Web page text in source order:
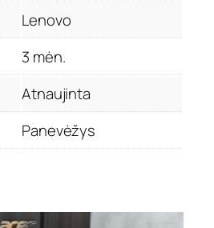
Lenovo
3 mėn.
Atnaujinta
Panevėžys